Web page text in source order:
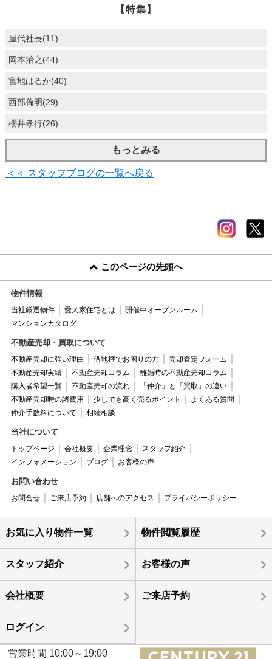
【特集】
屋代社長(11)
岡本治之(44)
宮地はるか(40)
西部倫明(29)
櫻井孝行(26)
もっとみる
＜＜ スタッフブログの一覧へ戻る
このページの先頭へ
物件情報
当社厳選物件 愛犬家住宅とは
開催中オープンルーム
マンションカタログ
不動産売却・買取について
不動産売却に強い理由 借地権でお困りの方
売却査定フォーム
不動産売却実績
不動産売却コラム
離婚時の不動産売却コラム
購入者希望一覧
不動産売却の流れ
「仲介」と「買取」の違い
不動産売却時の諸費用
少しでも高く売るポイント
よくある質問
仲介手数料について
相続相談
当社について
トップページ 会社概要 企業理念
スタッフ紹介
インフォメーション
ブログ お客様の声
お問い合わせ
お問合せ ご来店予約 店舗へのアクセス プライバシーポリシー
お気に入り物件一覧 物件閲覧履歴
スタッフ紹介 お客様の声
会社概要 ご来店予約
ログイン
営業時間 10:00～19:00